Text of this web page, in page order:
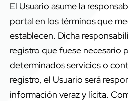
El Usuario asume la
portal en los términos que
establecen. Dicha
registro que fuese necesario
determinados servicios o
registro, el Usuario será
información veraz y lícita.